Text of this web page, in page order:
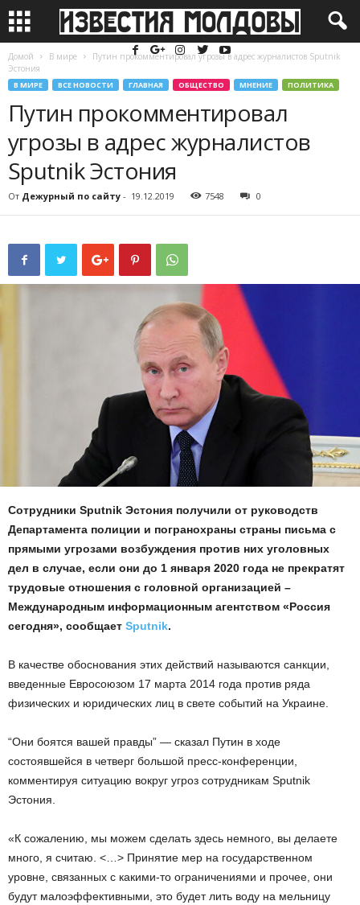
Домой В мире
Путин прокомментировал угрозы в адрес журналистов Sputnik
Эстония
В МИРЕ ВСЕ НОВОСТИ ГЛАВНАЯ ОБЩЕСТВО МНЕНИЕ ПОЛИТИКА
Путин прокомментировал
угрозы в адрес журналистов
Sputnik Эстония
От Дежурный по сайту - 19.12.2019 7548 0
Сотрудники Sputnik Эстония получили от руководств
Департамента полиции и погранохраны страны письма с
прямыми угрозами возбуждения против них уголовных
дел в случае, если они до 1 января 2020 года не прекратят
трудовые отношения с головной организацией –
Международным информационным агентством «Россия
сегодня», сообщает Sputnik.
В качестве обоснования этих действий называются санкции,
введенные Евросоюзом 17 марта 2014 года против ряда
физических и юридических лиц в свете событий на Украине.
“Они боятся вашей правды” — сказал Путин в ходе
состоявшейся в четверг большой пресс-конференции,
комментируя ситуацию вокруг угроз сотрудникам Sputnik
Эстония.
«К сожалению, мы можем сделать здесь немного, вы делаете
много, я считаю. <…> Принятие мер на государственном
уровне, связанных с какими-то ограничениями и прочее, они
будут малоэффективными, это будет лить воду на мельницу